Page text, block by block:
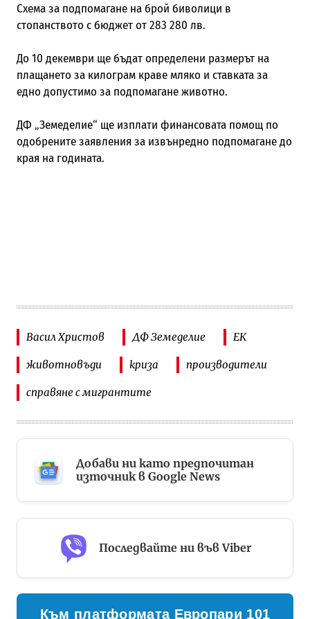
Схема за подпомагане на брой биволици в
стопанството с бюджет от 283 280 лв.
До 10 декември ще бъдат определени размерът на
плащането за килограм краве мляко и ставката за
едно допустимо за подпомагане животно.
ДФ „Земеделие“ ще изплати финансовата помощ по
одобрените заявления за извънредно подпомагане до
края на годината.
Васил Христов ДФ Земеделие ЕК
животновъди криза производители
справяне с мигрантите
Добави ни като предпочитан
източник в Google News
Последвайте ни във Viber
Към платформата Европари 101